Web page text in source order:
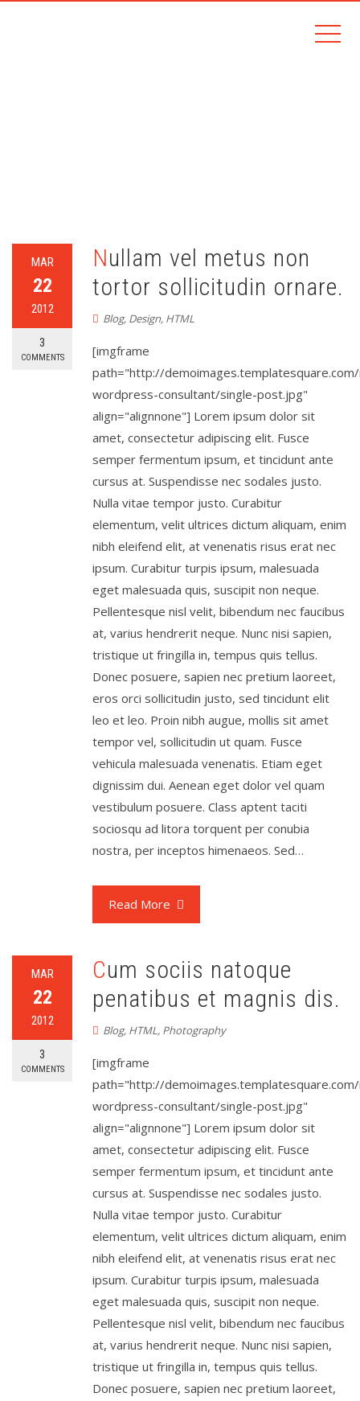
MAR
22
2012
3
COMMENTS
Nullam vel metus non
tortor sollicitudin ornare.
Blog, Design, HTML
[imgframe
path="http://
wordpress-consultant/single-post.jpg"
align="alignnone"] Lorem ipsum dolor sit
amet, consectetur adipiscing elit. Fusce
semper fermentum ipsum, et tincidunt ante
cursus at. Suspendisse nec sodales justo.
Nulla vitae tempor justo. Curabitur
elementum, velit ultrices dictum aliquam, enim
nibh eleifend elit, at venenatis risus erat nec
ipsum. Curabitur turpis ipsum, malesuada
eget malesuada quis, suscipit non neque.
Pellentesque nisl velit, bibendum nec faucibus
at, varius hendrerit neque. Nunc nisi sapien,
tristique ut fringilla in, tempus quis tellus.
Donec posuere, sapien nec pretium laoreet,
eros orci sollicitudin justo, sed tincidunt elit
leo et leo. Proin nibh augue, mollis sit amet
tempor vel, sollicitudin ut quam. Fusce
vehicula malesuada venenatis. Etiam eget
dignissim dui. Aenean eget dolor vel quam
vestibulum posuere. Class aptent taciti
sociosqu ad litora torquent per conubia
nostra, per inceptos himenaeos. Sed…
Read More
MAR
22
2012
3
COMMENTS
Cum sociis natoque
penatibus et magnis dis.
Blog, HTML, Photography
[imgframe
path="http://
wordpress-consultant/single-post.jpg"
align="alignnone"] Lorem ipsum dolor sit
amet, consectetur adipiscing elit. Fusce
semper fermentum ipsum, et tincidunt ante
cursus at. Suspendisse nec sodales justo.
Nulla vitae tempor justo. Curabitur
elementum, velit ultrices dictum aliquam, enim
nibh eleifend elit, at venenatis risus erat nec
ipsum. Curabitur turpis ipsum, malesuada
eget malesuada quis, suscipit non neque.
Pellentesque nisl velit, bibendum nec faucibus
at, varius hendrerit neque. Nunc nisi sapien,
tristique ut fringilla in, tempus quis tellus.
Donec posuere, sapien nec pretium laoreet,